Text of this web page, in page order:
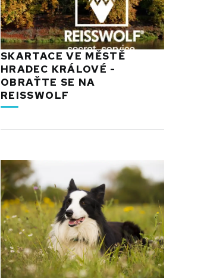
SKARTACE VE MĚSTĚ
HRADEC KRÁLOVÉ -
OBRAŤTE SE NA
REISSWOLF